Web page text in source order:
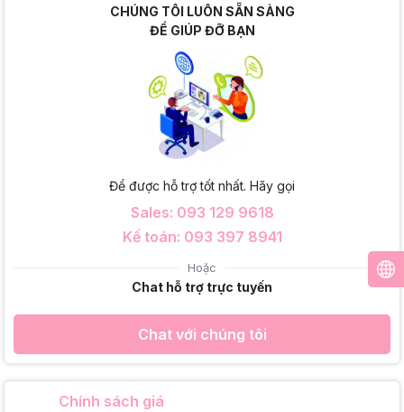
CHÚNG TÔI LUÔN SẴN SÀNG
ĐỂ GIÚP ĐỠ BẠN
Để được hỗ trợ tốt nhất. Hãy gọi
Sales: 093 129 9618
Kế toán: 093 397 8941
Hoặc
Chat hỗ trợ trực tuyến
Chat với chúng tôi
Chính sách giá